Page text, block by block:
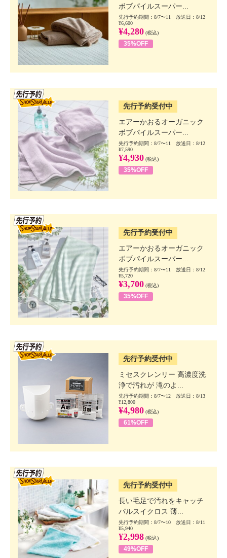
ボブパイルスーパー...
先行予約期間：8/7〜11 放送日：8/12
¥6,600
¥4,280 (税込)
35%OFF
先行予約受付中
エアーかおるオーガニック
ボブパイルスーパー...
先行予約期間：8/7〜11 放送日：8/12
¥7,590
¥4,930 (税込)
35%OFF
先行予約受付中
エアーかおるオーガニック
ボブパイルスーパー...
先行予約期間：8/7〜11 放送日：8/12
¥5,720
¥3,700 (税込)
35%OFF
先行予約受付中
ミセスクレンリー 高濃度洗
浄で汚れが 滝のよ...
先行予約期間：8/7〜12 放送日：8/13
¥12,800
¥4,980 (税込)
61%OFF
先行予約受付中
長い毛足で汚れをキャッチ
パルスイクロス 薄...
先行予約期間：8/7〜10 放送日：8/11
¥5,940
¥2,998 (税込)
49%OFF